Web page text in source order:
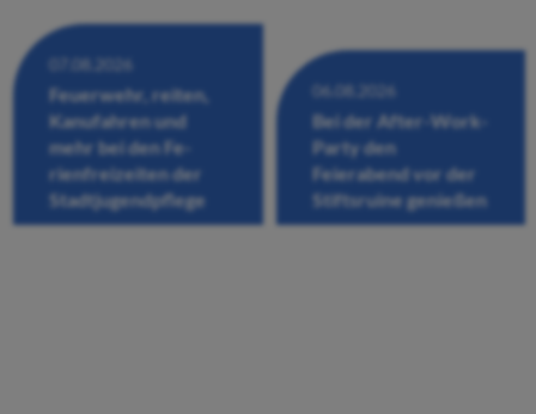
07.08.2026
Feuerwehr, reiten,
Kanufahren und
mehr bei den Fe-
rienfreizeiten der
Stadtjugendpflege
06.08.2026
Bei der After-Work-
Party den
Feierabend vor der
Stiftsruine genießen